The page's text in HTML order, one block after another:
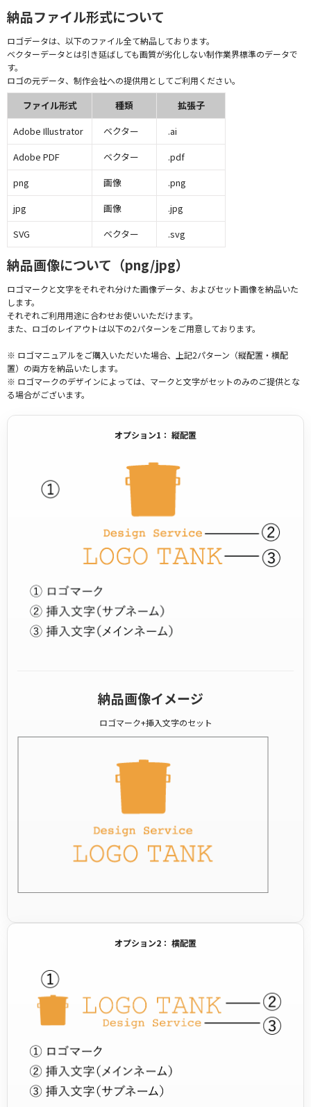
納品ファイル形式について
ロゴデータは、以下のファイル全て納品しております。
ベクターデータとは引き延ばしても画質が劣化しない制作業界標準のデータで
す。
ロゴの元データ、制作会社への提供用としてご利用ください。
ファイル形式 種類
拡張子
Adobe Illustrator
ベクター
.ai
Adobe PDF
ベクター
.pdf
png
画像
.png
jpg
画像
.jpg
SVG
ベクター .svg
納品画像について（png/jpg）
ロゴマークと文字をそれぞれ分けた画像データ、およびセット画像を納品いた
します。
それぞれご利用用途に合わせお使いいただけます。
また、ロゴのレイアウトは以下の2パターンをご用意しております。
※ ロゴマニュアルをご購入いただいた場合、上記2パターン（縦配置・横配
置）の両方を納品いたします。
※ ロゴマークのデザインによっては、マークと文字がセットのみのご提供とな
る場合がございます。
オプション1： 縦配置
納品画像イメージ
ロゴマーク+挿入文字のセット
オプション2： 横配置